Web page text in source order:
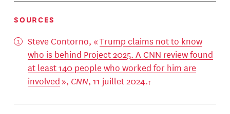
SOURCES
Steve Contorno, «Trump claims not to know
who is behind Project 2025. A CNN review found
at least 140 people who worked for him are
involved», CNN, 11 juillet 2024.